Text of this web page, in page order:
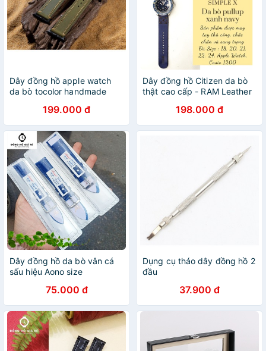
Dây đồng hồ apple watch
da bò tocolor handmade
199.000 đ
Dây đồng hồ Citizen da bò
thật cao cấp - RAM Leather
198.000 đ
Dây đồng hồ da bò vân cá
sấu hiệu Aono size
XANH giá rẻ75.000 đ
Dụng cụ tháo dây đồng hồ 2
đầu
37.900 đ